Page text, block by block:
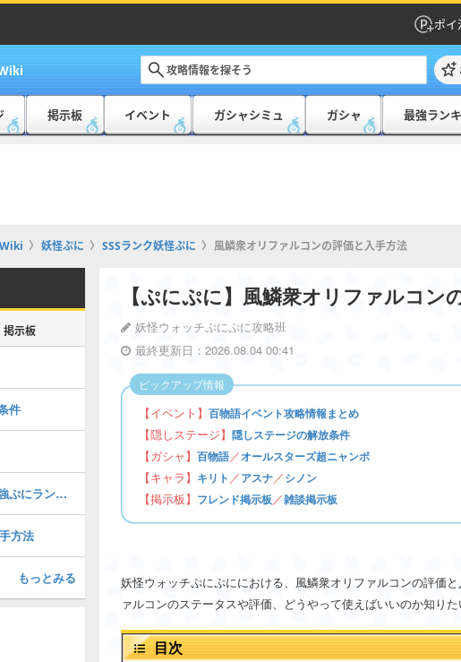
ポイ
掲示板 イベント ガシャシミュ ガシャ 最強ラン
妖怪ぷに SSSランク妖怪ぷに 風鱗衆オリファルコンの評価と入手方法
【ぷにぷに】風鱗衆オリファルコン
妖怪ウォッチぷにぷに攻略班
最終更新日：2026.08.04 00:41
【イベント】 百物語イベント攻略情報まとめ
【隠しステージ】 隠しステージの解放条件
【ガシャ】 百物語／オールスターズ超ニャンボ
【キャラ】 キリト ／アスナ／シノン
【掲示板】 フレンド掲示板／雑談掲示板
ピックアップ情報
妖怪ウォッチぷにぷににおける、風鱗衆オリファルコンの評価
ァルコンのステータスや評価、どうやって使えばいいのか知り
目次
掲示板
件
妖怪ウォッチぷにぷにの最強ぷにランキング！
方法
もっとみる